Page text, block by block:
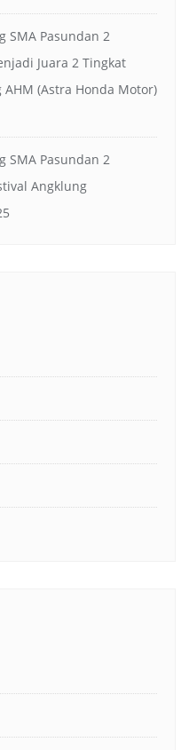
SMA Pasundan 2
Juara 2 Tingkat
(Astra Honda Motor)
SMA Pasundan 2
Angklung